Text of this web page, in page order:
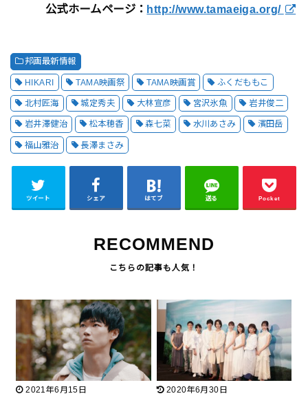
公式ホームページ： http://www.tamaeiga.org/
邦画最新情報
HIKARI TAMA映画祭 TAMA映画賞 ふくだももこ
北村匠海 城定秀夫 大林宣彦 宮沢氷魚 岩井俊二
岩井澤健治 松本穂香 森七菜 水川あさみ 濱田岳
福山雅治 長澤まさみ
ツイート シェア はてブ 送る Pocket
RECOMMEND
2021年6月15日
2020年6月30日